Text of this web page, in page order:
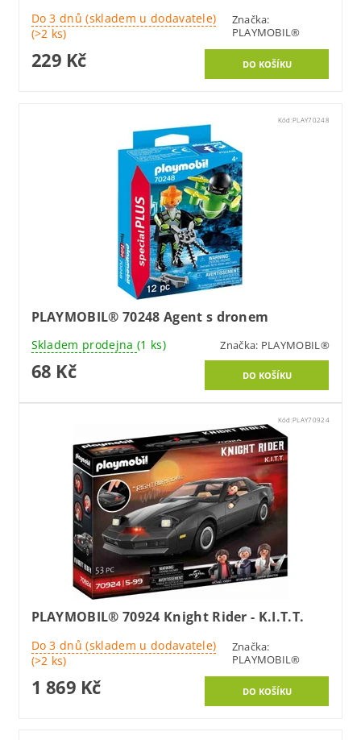
Do 3 dnů (skladem u dodavatele)
(>2 ks)
Značka:
PLAYMOBIL®
229 Kč
Kód:PLAY70248
PLAYMOBIL® 70248 Agent s dronem
Skladem prodejna (1 ks) Značka: PLAYMOBIL®
68 Kč
Kód:PLAY70924
PLAYMOBIL® 70924 Knight Rider - K.I.T.T.
Do 3 dnů (skladem u dodavatele)
(>2 ks)
Značka:
PLAYMOBIL®
1 869 Kč